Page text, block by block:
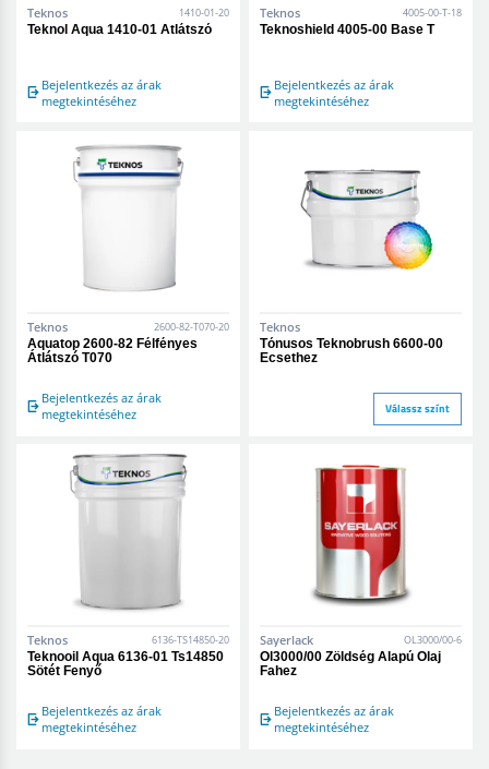
Teknos 1410-01-20
Teknol Aqua 1410-01 Átlátszó
Bejelentkezés az árak
megtekintéséhez
Teknos 4005-00-T-18
Teknoshield 4005-00 Base T
Bejelentkezés az árak
megtekintéséhez
Teknos 2600-82-T070-20
Aquatop 2600-82 Félfényes
Átlátszó T070
Bejelentkezés az árak
megtekintéséhez
Teknos
Tónusos Teknobrush 6600-00
Ecsethez
Válassz színt
Teknos 6136-TS14850-20
Teknooil Aqua 6136-01 Ts14850
Sötét Fenyő
Bejelentkezés az árak
megtekintéséhez
Sayerlack OL3000/00-6
Ol3000/00 Zöldség Alapú Olaj
Fahez
Bejelentkezés az árak
megtekintéséhez